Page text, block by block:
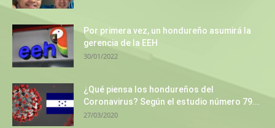
Por primera vez, un hondureño asumirá la
gerencia de la EEH
30/01/2022
¿Qué piensa los hondureños del
Coronavirus? Según el estudio número 79...
27/03/2020